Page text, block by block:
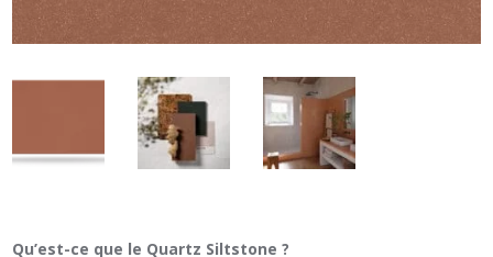
Qu’est-ce que le Quartz Siltstone ?